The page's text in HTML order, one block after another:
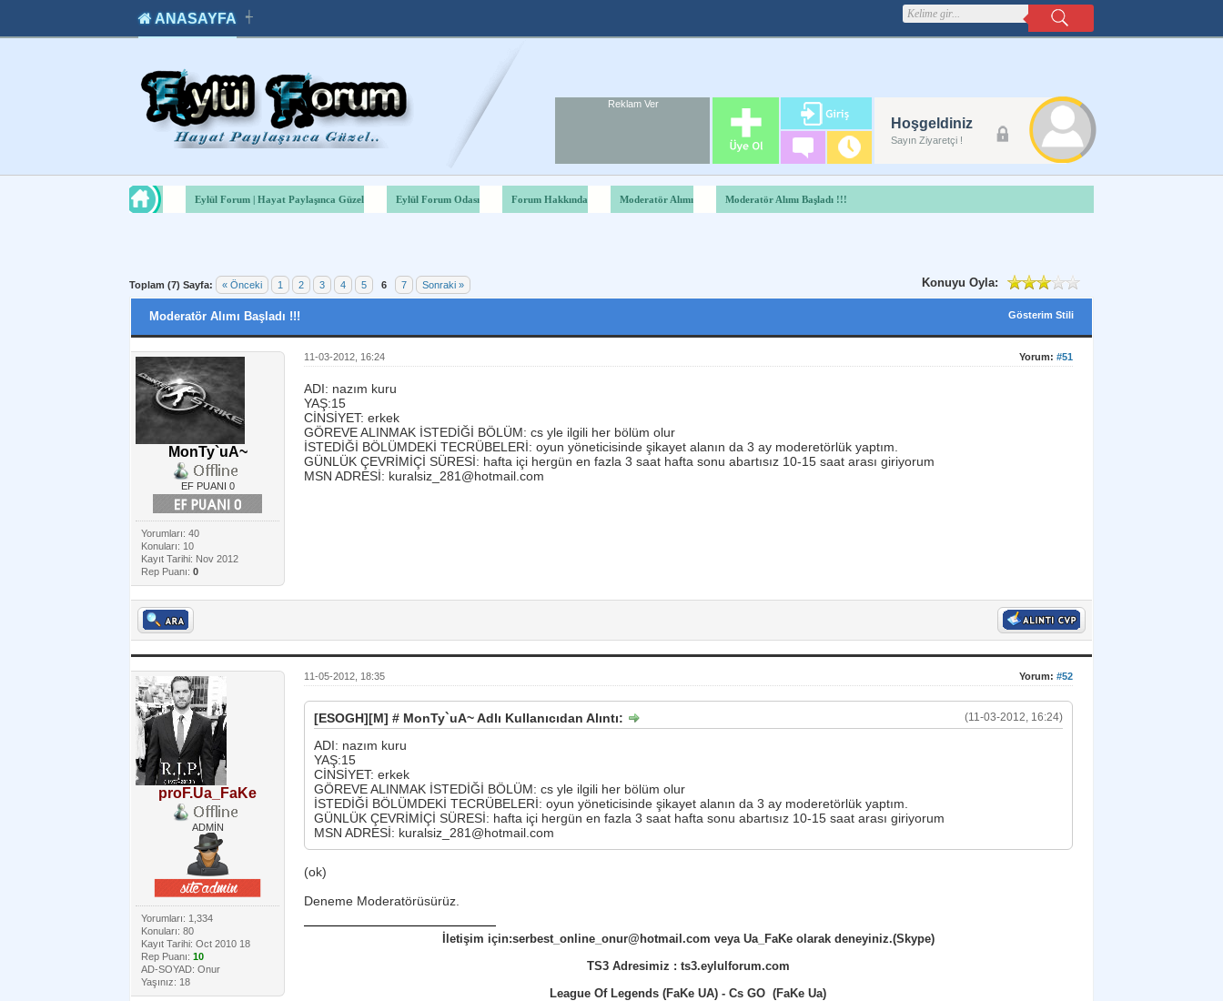
satın
takipçi
ANASAYFA ┽
Hoşgeldiniz
Sayın Ziyaretçi !
Reklam Ver
Forum
Reklam Alanı
Eylül Forum | Hayat Paylaşınca Güzel Eylül Forum Odası Forum Hakkında Moderatör Alımı Moderatör Alımı Başladı !!!
Toplam (7) Sayfa: « Önceki 1 2 3 4 5 6 7 Sonraki » Konuyu Oyla:
Gösterim Stili
Moderatör Alımı Başladı !!!
MonTy`uA~
EF PUANI 0
Yorumları: 40
Konuları: 10
Kayıt Tarihi: Nov 2012
Rep Puanı: 0
Yorum: #51
11-03-2012, 16:24
ADI: nazım kuru
YAŞ:15
CİNSİYET: erkek
GÖREVE ALINMAK İSTEDİĞİ BÖLÜM: cs yle ilgili her bölüm olur
İSTEDİĞİ BÖLÜMDEKİ TECRÜBELERİ: oyun yöneticisinde şikayet alanın da 3 ay moderetörlük yaptım.
GÜNLÜK ÇEVRİMİÇİ SÜRESİ: hafta içi hergün en fazla 3 saat hafta sonu abartısız 10-15 saat arası giriyorum
MSN ADRESİ: kuralsiz_281@hotmail.com
proF.Ua_FaKe
ADMİN
Yorumları: 1,334
Konuları: 80
Kayıt Tarihi: Oct 2010 18
Rep Puanı: 10
AD-SOYAD: Onur
Yaşınız: 18
Yorum: #52
11-05-2012, 18:35
(11-03-2012, 16:24)
[ESOGH][M] # MonTy`uA~ Adlı Kullanıcıdan Alıntı:
ADI: nazım kuru
YAŞ:15
CİNSİYET: erkek
GÖREVE ALINMAK İSTEDİĞİ BÖLÜM: cs yle ilgili her bölüm olur
İSTEDİĞİ BÖLÜMDEKİ TECRÜBELERİ: oyun yöneticisinde şikayet alanın da 3 ay moderetörlük yaptım.
GÜNLÜK ÇEVRİMİÇİ SÜRESİ: hafta içi hergün en fazla 3 saat hafta sonu abartısız 10-15 saat arası giriyorum
MSN ADRESİ: kuralsiz_281@hotmail.com
(ok)
Deneme Moderatörüsürüz.
İletişim için:serbest_online_onur@hotmail.com veya Ua_FaKe olarak deneyiniz.(Skype)
TS3 Adresimiz : ts3.eylulforum.com
League Of Legends (FaKe UA) - Cs GO (FaKe Ua)